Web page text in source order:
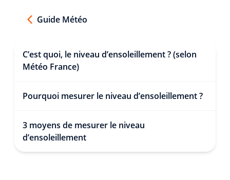
Guide Météo
C’est quoi, le niveau d’ensoleillement ? (selon
Météo France)
Pourquoi mesurer le niveau d’ensoleillement ?
3 moyens de mesurer le niveau
d’ensoleillement